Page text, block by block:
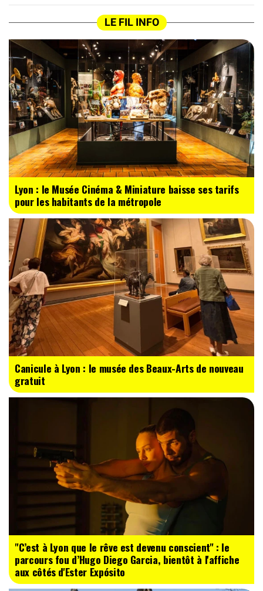
LE FIL INFO
Lyon : le Musée Cinéma & Miniature baisse ses tarifs
pour les habitants de la métropole
Canicule à Lyon : le musée des Beaux-Arts de nouveau
gratuit
"C’est à Lyon que le rêve est devenu conscient" : le
parcours fou d’Hugo Diego Garcia, bientôt à l'affiche
aux côtés d'Ester Expósito